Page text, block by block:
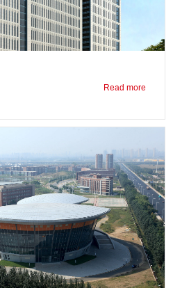
Read more